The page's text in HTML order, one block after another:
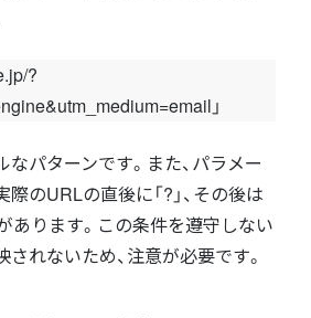
?
」
パターンです。また、パラメー
のURLの直後に「?」、その後は
あります。この条件を遵守しない
れないため、注意が必要です。